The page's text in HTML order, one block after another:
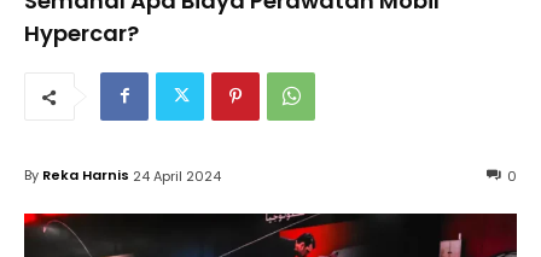
Hypercar?
0
By Reka Harnis 24 April 2024